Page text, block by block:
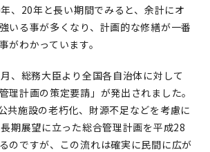
、20年と長い期間でみると、余計にオ
いる事が多くなり、計画的な修繕が一番
がわかっています。
、総務大臣より全国各自治体に対して
理計画の策定要請」が発出されました。
共施設の老朽化、財源不足などを考慮に
期展望に立った総合管理計画を平成28
のですが、この流れは確実に民間に広が